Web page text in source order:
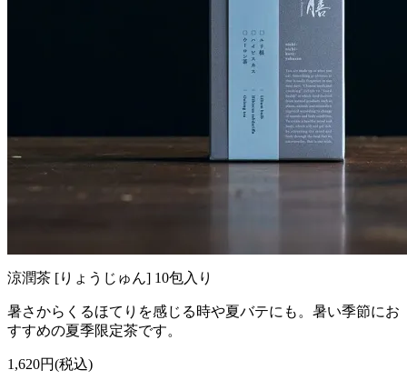
涼潤茶 [りょうじゅん] 10包入り
暑さからくるほてりを感じる時や夏バテにも。暑い季節にお
すすめの夏季限定茶です。
1,620円(税込)